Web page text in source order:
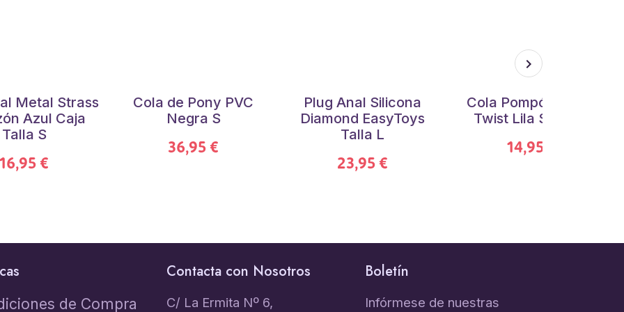
Metal Strass
Azul Caja
Talla S
16,95 €
Cola de Pony PVC
Negra S
36,95 €
Plug Anal Silicona
Diamond EasyToys
Talla L
23,95 €
Cola Pompón Metal
Twist Lila S Fluffy
14,95 €
de Compra
Contacta con Nosotros
C/ La Ermita Nº 6,
Boletín
Infórmese de nuestras